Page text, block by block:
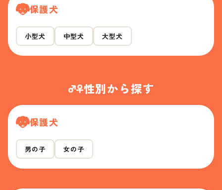
保護犬
小型犬 中型犬 大型犬
性別から探す
保護犬
男の子 女の子